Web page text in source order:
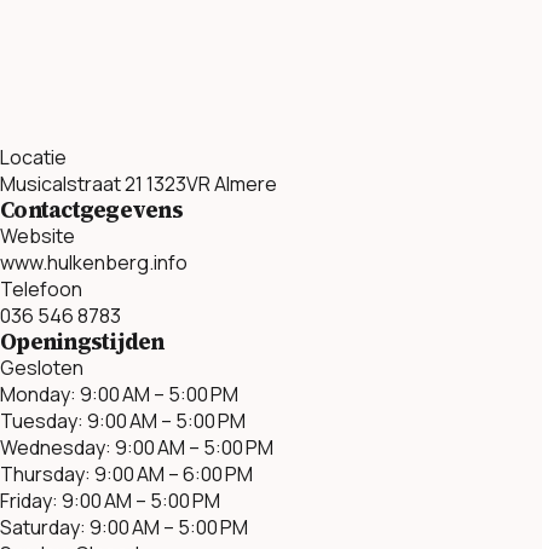
Locatie
Musicalstraat 21 1323VR Almere
Contactgegevens
Website
www.hulkenberg.info
Telefoon
036 546 8783
Openingstijden
Gesloten
Monday: 9:00 AM – 5:00 PM
Tuesday: 9:00 AM – 5:00 PM
Wednesday: 9:00 AM – 5:00 PM
Thursday: 9:00 AM – 6:00 PM
Friday: 9:00 AM – 5:00 PM
Saturday: 9:00 AM – 5:00 PM